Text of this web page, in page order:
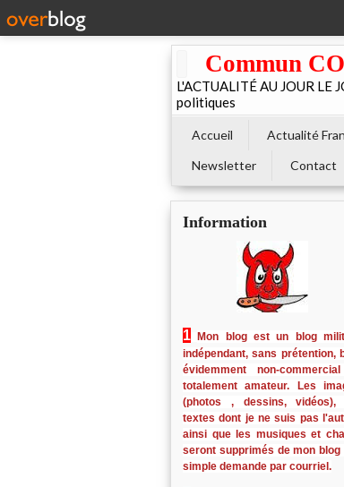
Commun
L'ACTUALITÉ AU JOUR LE
politiques
Accueil Actualité
Newsletter
Contact
Information
1
Mon blog est un blog
indépendant, sans prétention,
évidemment non-
totalement amateur. Les
(photos , dessins, vidéos),
textes dont je ne suis pas
ainsi que les musiques et
seront supprimés de mon blog
simple demande par courriel.